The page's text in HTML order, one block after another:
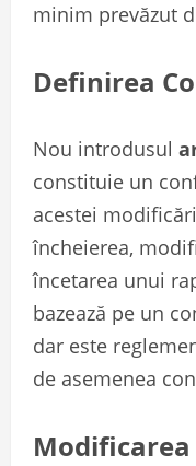
minim prevăzut
Definirea
Nou introdusul
constituie un
acestei
încheierea,
încetarea unui
bazează pe un
dar este
de asemenea